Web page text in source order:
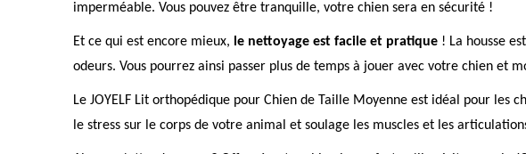
imperméable. Vous pouvez être tranquille, votre chien sera en sécurité !
Et ce qui est encore mieux, le nettoyage est facile et pratique ! La housse
odeurs. Vous pourrez ainsi passer plus de temps à jouer avec votre chien et
Le JOYELF Lit orthopédique pour Chien de Taille Moyenne est idéal pour
le stress sur le corps de votre animal et soulage les muscles et les